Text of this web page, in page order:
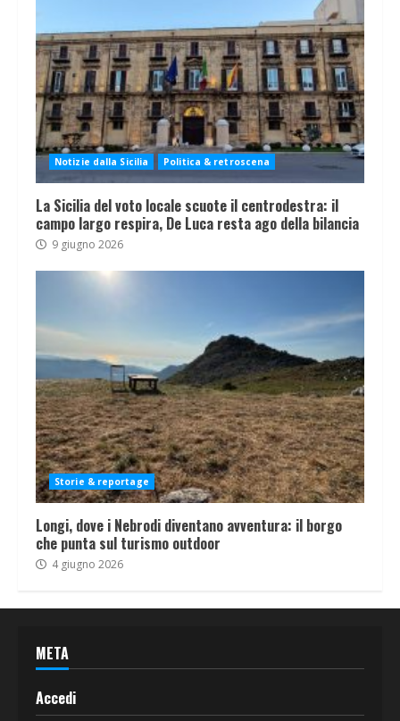
Notizie dalla Sicilia Politica & retroscena
La Sicilia del voto locale scuote il centrodestra: il
campo largo respira, De Luca resta ago della bilancia
9 giugno 2026
Storie & reportage
Longi, dove i Nebrodi diventano avventura: il borgo
che punta sul turismo outdoor
4 giugno 2026
META
Accedi